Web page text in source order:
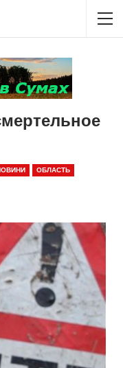
ОБЛАСТЬ